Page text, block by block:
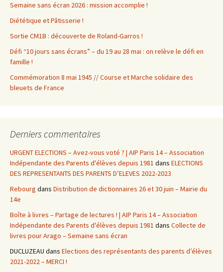
Semaine sans écran 2026 : mission accomplie !
Diététique et Pâtisserie !
Sortie CM1B : découverte de Roland-Garros !
Défi “10 jours sans écrans” – du 19 au 28 mai : on relève le défi en
famille !
Commémoration 8 mai 1945 // Course et Marche solidaire des
bleuets de France
Derniers commentaires
URGENT ELECTIONS – Avez-vous voté ? | AIP Paris 14 – Association
Indépendante des Parents d'élèves depuis 1981 dans ELECTIONS
DES REPRESENTANTS DES PARENTS D’ELEVES 2022-2023
Rebourg dans Distribution de dictionnaires 26 et 30 juin – Mairie du
14e
Boîte à livres – Partage de lectures ! | AIP Paris 14 – Association
Indépendante des Parents d'élèves depuis 1981 dans Collecte de
livres pour Arago – Semaine sans écran
DUCLUZEAU dans Elections des représentants des parents d’élèves
2021-2022 – MERCI !